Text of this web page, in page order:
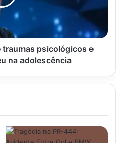
traumas psicológicos e
na adolescência